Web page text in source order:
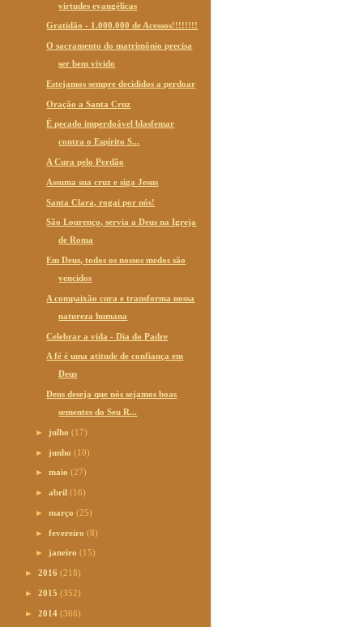
virtudes evangélicas
Gratidão - 1.000.000 de Acessos!!!!!!!!
O sacramento do matrimônio precisa
ser bem vivido
Estejamos sempre decididos a perdoar
Oração a Santa Cruz
É pecado imperdoável blasfemar
contra o Espírito S...
A Cura pelo Perdão
Assuma sua cruz e siga Jesus
Santa Clara, rogai por nós!
São Lourenço, servia a Deus na Igreja
de Roma
Em Deus, todos os nossos medos são
vencidos
A compaixão cura e transforma nossa
natureza humana
Celebrar a vida - Dia do Padre
A fé é uma atitude de confiança em
Deus
Deus deseja que nós sejamos boas
sementes do Seu R...
► julho(17)
► junho(10)
►maio(27)
►abril(16)
►março(25)
►fevereiro(8)
► janeiro(15)
► 2016 (218)
► 2015 (352)
► 2014 (366)